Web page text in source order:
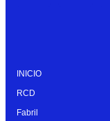
INICIO
RCD
Fabril